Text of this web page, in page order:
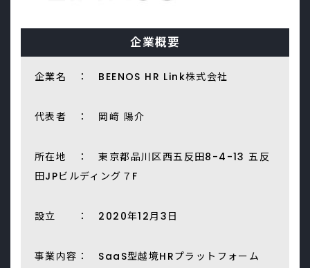
企業概要
企業名 ： BEENOS HR Link株式会社
代表者 ： 岡﨑 陽介
所在地 ： 東京都品川区西五反田8-4-13 五反
田JPビルディング７F
設立 ： 2020年12月3日
事業内容： SaaS型越境HRプラットフォーム